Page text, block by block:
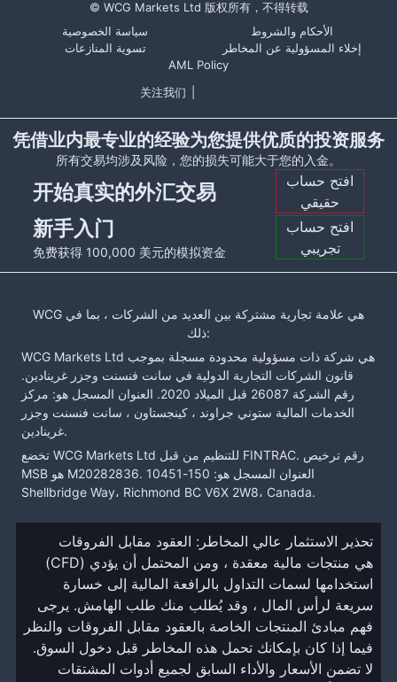
© WCG Markets Ltd 版权所有，不得转载
سياسة الخصوصية
الأحكام والشروط
تسوية المنازعات
إخلاء المسؤولية عن المخاطر
AML Policy
关注我们
凭借业内最专业的经验为您提供优质的投资服务
所有交易均涉及风险，您的损失可能大于您的入金。
开始真实的外汇交易
افتح حساب
حقيقي
新手入门
免费获得 100,000 美元的模拟资金
افتح حساب
تجريبي
WCG هي علامة تجارية مشتركة بين العديد من الشركات ، بما في
ذلك:
WCG Markets Ltd هي شركة ذات مسؤولية محدودة مسجلة بموجب
قانون الشركات التجارية الدولية في سانت فنسنت وجزر غرينادين.
رقم الشركة 26087 قبل الميلاد 2020. العنوان المسجل هو: مركز
الخدمات المالية ستوني جراوند ، كينجستاون ، سانت فنسنت وجزر
غرينادين.
تخضع WCG Markets Ltd للتنظيم من قبل FINTRAC. رقم ترخيص
MSB هو M20282836. العنوان المسجل هو: 150-10451
Shellbridge Way، Richmond BC V6X 2W8، Canada.
تحذير الاستثمار عالي المخاطر: العقود مقابل الفروقات
(CFD) هي منتجات مالية معقدة ، ومن المحتمل أن يؤدي
استخدامها لسمات التداول بالرافعة المالية إلى خسارة
سريعة لرأس المال ، وقد يُطلب منك طلب الهامش. يرجى
فهم مبادئ المنتجات الخاصة بالعقود مقابل الفروقات والنظر
فيما إذا كان بإمكانك تحمل هذه المخاطر قبل دخول السوق.
لا تضمن الأسعار والأداء السابق لجميع أدوات المشتقات